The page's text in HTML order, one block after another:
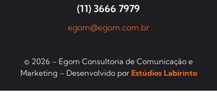
(11) 3666 7979
egom@egom.com.br
© 2026 – Egom Consultoria de Comunicação e
Marketing – Desenvolvido por Estúdios Labirinto